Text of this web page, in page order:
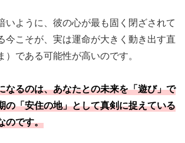
いように、彼の心が最も固く閉ざされて
今こそが、実は運命が大きく動き出す直
である可能性が高いのです。
なるのは、あなたとの未来を「遊び」で
の「安住の地」として真剣に捉えている
のです。